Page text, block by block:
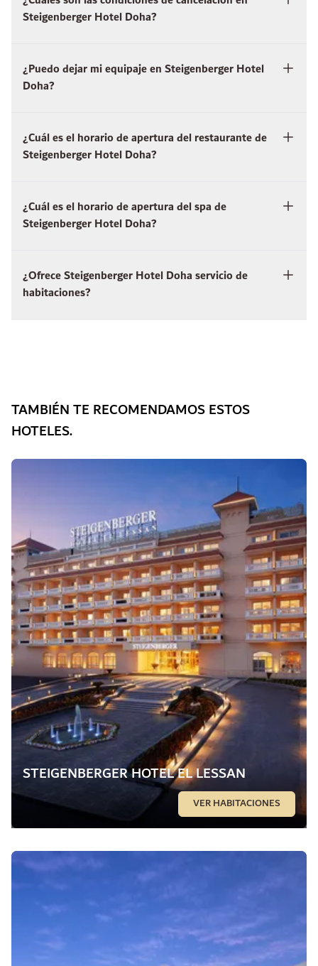
Steigenberger Hotel Doha?
¿Puedo dejar mi equipaje en Steigenberger Hotel
Doha?
¿Cuál es el horario de apertura del restaurante de
Steigenberger Hotel Doha?
¿Cuál es el horario de apertura del spa de
Steigenberger Hotel Doha?
¿Ofrece Steigenberger Hotel Doha servicio de
habitaciones?
TAMBIÉN TE RECOMENDAMOS ESTOS
HOTELES.
STEIGENBERGER HOTEL EL LESSAN
VER HABITACIONES